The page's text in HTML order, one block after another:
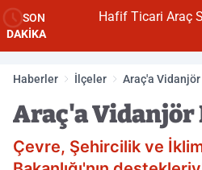
SON
DAKİKA
Hafif Ticari Araç Su
Haberler İlçeler Araç'a Vidanjör
Araç'a Vidanjör
Çevre, Şehircilik ve